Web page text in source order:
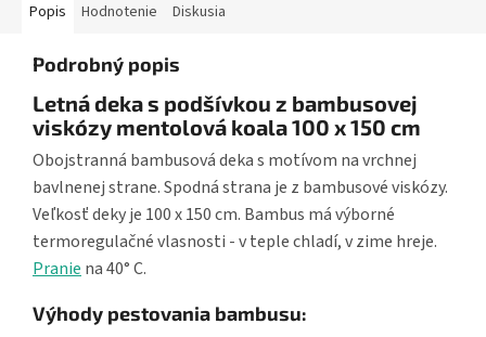
Popis Hodnotenie Diskusia
Podrobný popis
Letná deka s podšívkou z bambusovej
viskózy mentolová koala 100 x 150 cm
Obojstranná bambusová deka s motívom na vrchnej
bavlnenej strane. Spodná strana je z bambusové viskózy.
Veľkosť deky je 100 x 150 cm. Bambus má výborné
termoregulačné vlasnosti - v teple chladí, v zime hreje.
Pranie na 40° C.
Výhody pestovania bambusu: